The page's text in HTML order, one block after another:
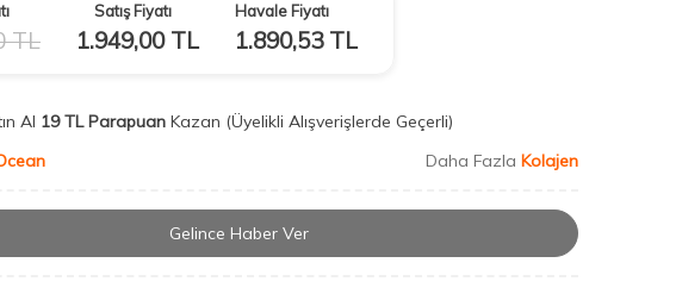
TL
Satış Fiyatı
1.949,00TL
Havale Fiyatı
1.890,53TL
Al 19 TL Parapuan Kazan (Üyelikli Alışverişlerde Geçerli)
Daha Fazla Kolajen
Gelince Haber Ver